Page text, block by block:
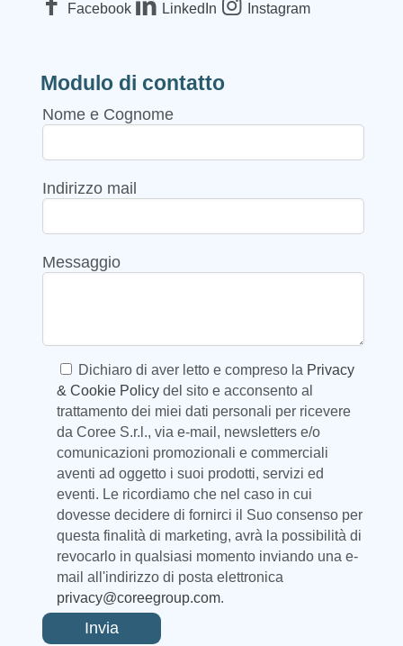
Facebook LinkedIn Instagram
Modulo di contatto
Nome e Cognome
Indirizzo mail
Messaggio
Dichiaro di aver letto e compreso la Privacy
& Cookie Policy del sito e acconsento al
trattamento dei miei dati personali per ricevere
da Coree S.r.l., via e-mail, newsletters e/o
comunicazioni promozionali e commerciali
aventi ad oggetto i suoi prodotti, servizi ed
eventi. Le ricordiamo che nel caso in cui
dovesse decidere di fornirci il Suo consenso per
questa finalità di marketing, avrà la possibilità di
revocarlo in qualsiasi momento inviando una e-
mail all'indirizzo di posta elettronica
privacy@coreegroup.com.